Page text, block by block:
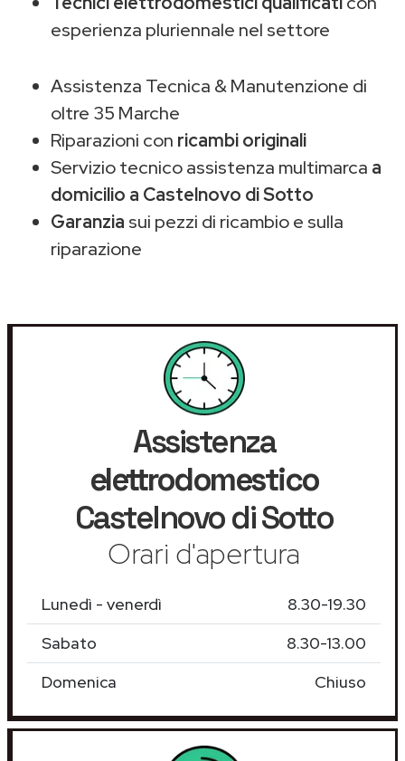
esperienza pluriennale nel settore
Assistenza Tecnica & Manutenzione di
oltre 35 Marche
Riparazioni con ricambi originali
Servizio tecnico assistenza multimarca a
domicilio a Castelnovo di Sotto
Garanzia sui pezzi di ricambio e sulla
riparazione
Assistenza
elettrodomestico
Castelnovo di Sotto
Orari d'apertura
Lunedì - venerdì
8.30-19.30
Sabato
8.30-13.00
Domenica
Chiuso